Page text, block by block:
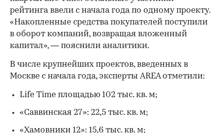
рейтинга ввели с начала года по одному проекту.
«Накопленные средства покупателей поступили
в оборот компаний, возвращая вложенный
капитал», — пояснили аналитики.
В числе крупнейших проектов, введенных в
Москве с начала года, эксперты AREA отметили:
Life Time площадью 102 тыс. кв. м;
«Саввинская 27»: 22,5 тыс. кв. м;
«Хамовники 12»: 15,6 тыс. кв. м;